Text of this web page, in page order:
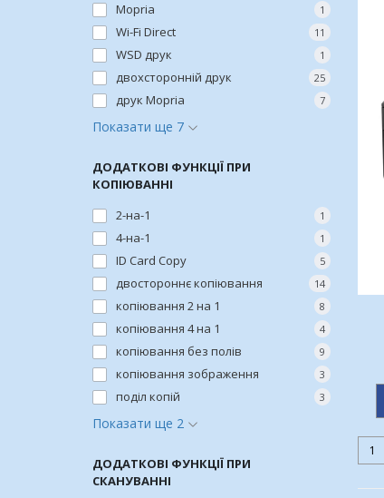
Mopria 1
Wi-Fi Direct 11
WSD друк 1
двохсторонній друк 25
друк Mopria 7
Показати ще 7
ДОДАТКОВІ ФУНКЦІЇ ПРИ
КОПІЮВАННІ
2-на-1
1
4-на-1 1
ID Card Copy 5
двостороннє копіювання 14
копіювання 2 на 1 8
копіювання 4 на 1 4
копіювання без полів 9
копіювання зображення 3
поділ копій 3
Показати ще 2
ДОДАТКОВІ ФУНКЦІЇ ПРИ
СКАНУВАННІ
1